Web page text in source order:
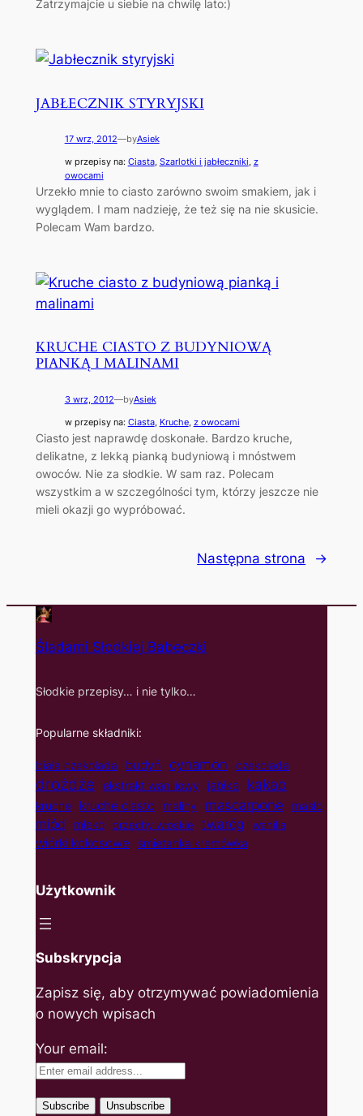
Zatrzymajcie u siebie na chwilę lato:)
JABŁECZNIK STYRYJSKI
17 wrz, 2012—byAsiek
w przepisy na: Ciasta, Szarlotki i jabłeczniki, z
owocami
Urzekło mnie to ciasto zarówno swoim smakiem, jak i
wyglądem. I mam nadzieję, że też się na nie skusicie.
Polecam Wam bardzo.
KRUCHE CIASTO Z BUDYNIOWĄ
PIANKĄ I MALINAMI
3 wrz, 2012—byAsiek
w przepisy na: Ciasta, Kruche, z owocami
Ciasto jest naprawdę doskonałe. Bardzo kruche,
delikatne, z lekką pianką budyniową i mnóstwem
owoców. Nie za słodkie. W sam raz. Polecam
wszystkim a w szczególności tym, którzy jeszcze nie
mieli okazji go wypróbować.
Następna strona →
Śladami Słodkiej Babeczki
Słodkie przepisy… i nie tylko…
Popularne składniki:
biała czekolada budyń cynamon czekolada
drożdże ekstrakt waniliowy jabłka kakao
kruche kruche ciasto maliny mascarpone masło
miód mleko orzechy włoskie twaróg wanilia
wiórki kokosowe śmietanka kremówka
Użytkownik
Subskrypcja
Zapisz się, aby otrzymywać powiadomienia
o nowych wpisach
Your email: